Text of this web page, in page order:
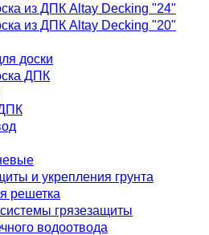
из ДПК Altay Decking "24"
из ДПК Altay Decking "20"
доски
ДПК
и укрепления грунта
решетка
грязезащиты
водоотвода